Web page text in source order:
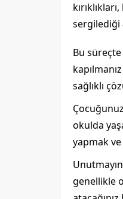
sergilediği
Bu süreçte
sağlıklı
okulda
yapmak ve
genellikle